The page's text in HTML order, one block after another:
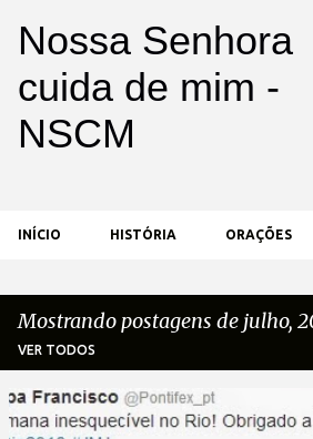
Pular para o conteúdo
Nossa Senhora
cuida de mim -
NSCM
INÍCIO HISTÓRIA ORAÇÕES
Mostrando postagens de julho,
VER TODOS
P